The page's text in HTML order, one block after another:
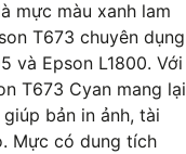
mực màu xanh lam
T673 chuyên dụng
và Epson L1800. Với
T673 Cyan mang lại
bản in ảnh, tài
Mực có dung tích